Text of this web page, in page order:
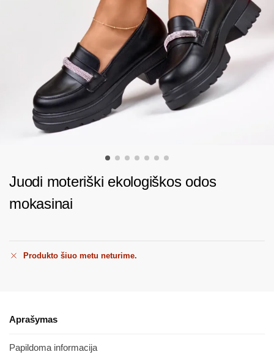
Juodi moteriški ekologiškos odos
mokasinai
Produkto šiuo metu neturime.
Aprašymas
Papildoma informacija